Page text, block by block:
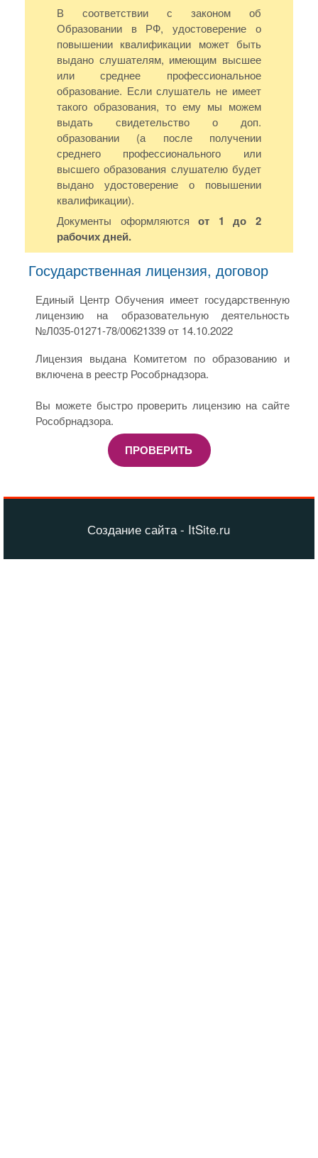
В соответствии с законом об
Образовании в РФ, удостоверение о
повышении квалификации может быть
выдано слушателям, имеющим высшее
или среднее профессиональное
образование. Если слушатель не имеет
такого образования, то ему мы можем
выдать свидетельство о доп.
образовании (а после получении
среднего профессионального или
высшего образования слушателю будет
выдано удостоверение о повышении
квалификации).
Документы оформляютсяот 1 до 2
рабочих дней.
Государственная лицензия, договор
Единый Центр Обучения имеет государственную
лицензию на образовательную деятельность
№Л035-01271-78/00621339 от 14.10.2022
Лицензия выдана Комитетом по образованию и
включена в реестр Рособрнадзора.
Вы можете быстро проверить лицензию на сайте
Рособрнадзора.
ПРОВЕРИТЬ
Создание сайта - ItSite.ru